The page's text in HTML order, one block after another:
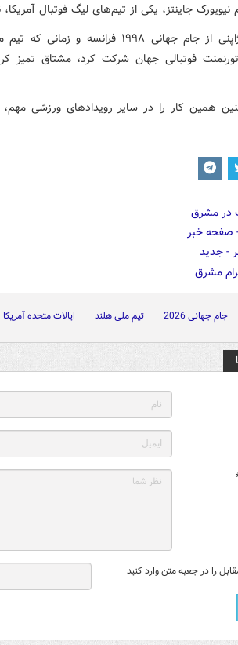
جاینتز، یکی از تیم‌های لیگ فوتبال
هواداران ژاپنی از جام جهانی ۱۹۹۸
تورنمنت فوتبالی جهان شرکت کرد، مشتاق تمیز
همین کار را در سایر رویدادهای ورزشی مهم،
جام جهانی 2026 تیم ملی هلند ایالات متحده آمریکا
را در جعبه متن وارد کنید